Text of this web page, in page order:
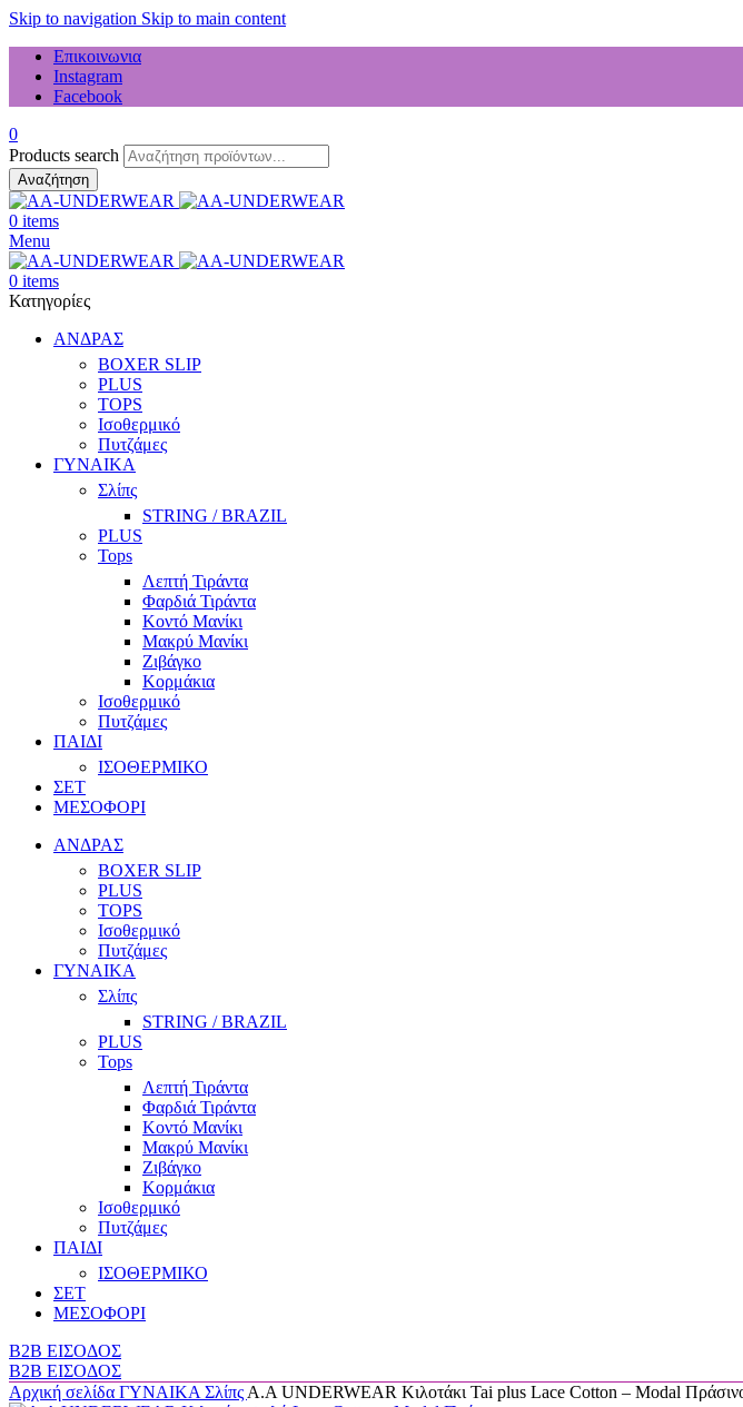
Skip to navigation Skip to main content
Επικοινωνια
Instagram
Facebook
0
Products search
Αναζήτηση
0 items
Menu
0 items
Κατηγορίες
ΑΝΔΡΑΣ
BOXER SLIP
PLUS
TOPS
Ισοθερμικό
Πυτζάμες
ΓΥΝΑΙΚΑ
Σλίπς
STRING / BRAZIL
PLUS
Tops
Λεπτή Τιράντα
Φαρδιά Τιράντα
Κοντό Μανίκι
Μακρύ Μανίκι
Ζιβάγκο
Κορμάκια
Ισοθερμικό
Πυτζάμες
ΠΑΙΔΙ
ΙΣΟΘΕΡΜΙΚΟ
ΣΕΤ
ΜΕΣΟΦΟΡΙ
ΑΝΔΡΑΣ
BOXER SLIP
PLUS
TOPS
Ισοθερμικό
Πυτζάμες
ΓΥΝΑΙΚΑ
Σλίπς
STRING / BRAZIL
PLUS
Tops
Λεπτή Τιράντα
Φαρδιά Τιράντα
Κοντό Μανίκι
Μακρύ Μανίκι
Ζιβάγκο
Κορμάκια
Ισοθερμικό
Πυτζάμες
ΠΑΙΔΙ
ΙΣΟΘΕΡΜΙΚΟ
ΣΕΤ
ΜΕΣΟΦΟΡΙ
B2B ΕΙΣΟΔΟΣ
B2B ΕΙΣΟΔΟΣ
Αρχική σελίδα ΓΥΝΑΙΚΑ Σλίπς Α.A UNDERWEAR Κιλοτάκι Tai plus Lace Cotton – Modal